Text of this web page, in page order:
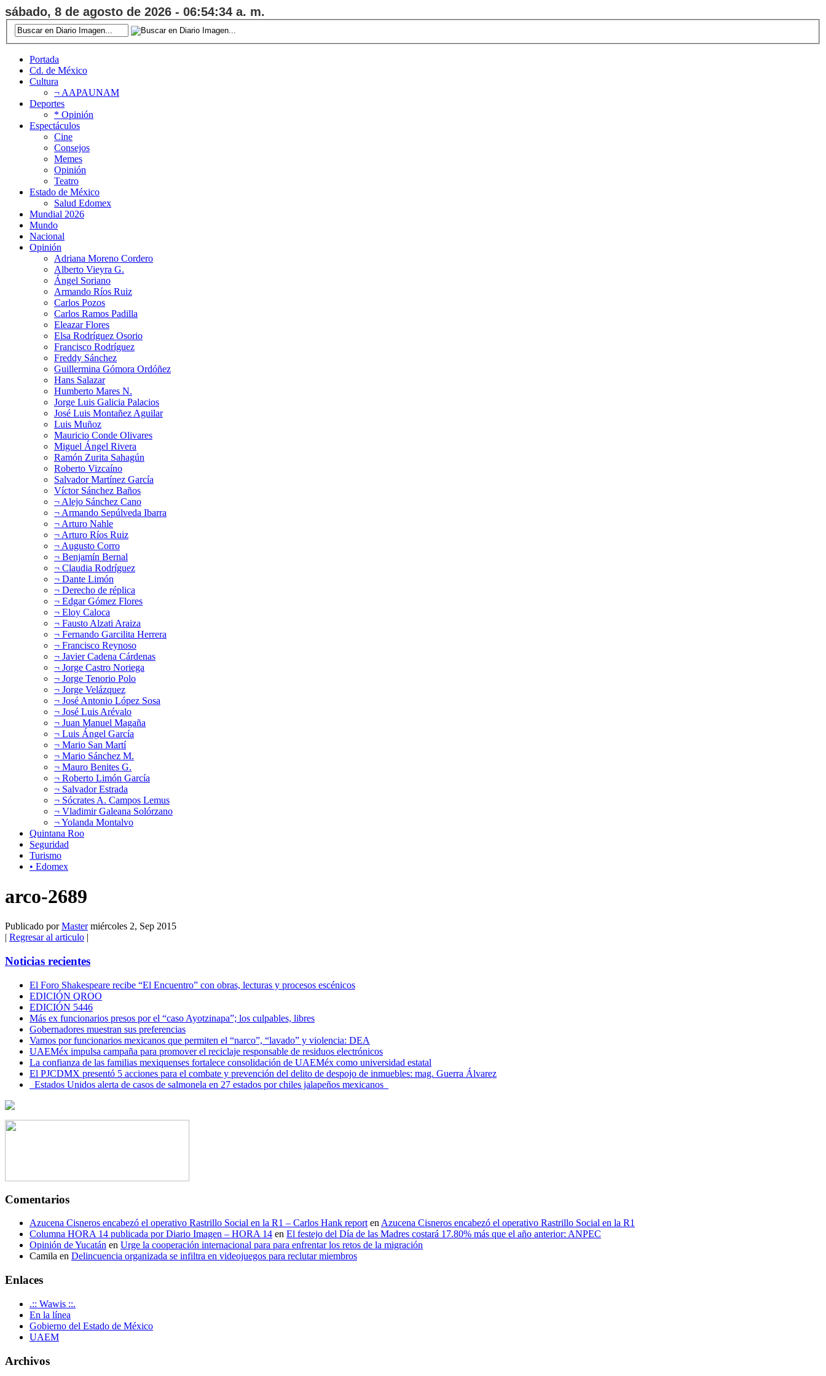
sábado, 8 de agosto de 2026 - 06:54:35 a. m.
Portada
Cd. de México
Cultura
¬ AAPAUNAM
Deportes
* Opinión
Espectáculos
Cine
Consejos
Memes
Opinión
Teatro
Estado de México
Salud Edomex
Mundial 2026
Mundo
Nacional
Opinión
Adriana Moreno Cordero
Alberto Vieyra G.
Ángel Soriano
Armando Ríos Ruiz
Carlos Pozos
Carlos Ramos Padilla
Eleazar Flores
Elsa Rodríguez Osorio
Francisco Rodríguez
Freddy Sánchez
Guillermina Gómora Ordóñez
Hans Salazar
Humberto Mares N.
Jorge Luis Galicia Palacios
José Luis Montañez Aguilar
Luis Muñoz
Mauricio Conde Olivares
Miguel Ángel Rivera
Ramón Zurita Sahagún
Roberto Vizcaíno
Salvador Martínez García
Víctor Sánchez Baños
¬ Alejo Sánchez Cano
¬ Armando Sepúlveda Ibarra
¬ Arturo Nahle
¬ Arturo Ríos Ruiz
¬ Augusto Corro
¬ Benjamín Bernal
¬ Claudia Rodríguez
¬ Dante Limón
¬ Derecho de réplica
¬ Edgar Gómez Flores
¬ Eloy Caloca
¬ Fausto Alzati Araiza
¬ Fernando Garcilita Herrera
¬ Francisco Reynoso
¬ Javier Cadena Cárdenas
¬ Jorge Castro Noriega
¬ Jorge Tenorio Polo
¬ Jorge Velázquez
¬ José Antonio López Sosa
¬ José Luis Arévalo
¬ Juan Manuel Magaña
¬ Luis Ángel García
¬ Mario San Martí
¬ Mario Sánchez M.
¬ Mauro Benites G.
¬ Roberto Limón García
¬ Salvador Estrada
¬ Sócrates A. Campos Lemus
¬ Vladimir Galeana Solórzano
¬ Yolanda Montalvo
Quintana Roo
Seguridad
Turismo
• Edomex
arco-2689
Publicado porMaster miércoles 2, Sep 2015
Regresar al articulo
Noticias recientes
El Foro Shakespeare recibe “El Encuentro” con obras, lecturas y procesos escénicos
EDICIÓN QROO
EDICIÓN 5446
Más ex funcionarios presos por el “caso Ayotzinapa”; los culpables, libres
Gobernadores muestran sus preferencias
Vamos por funcionarios mexicanos que permiten el “narco”, “lavado” y violencia: DEA
UAEMéx impulsa campaña para promover el reciclaje responsable de residuos electrónicos
La confianza de las familias mexiquenses fortalece consolidación de UAEMéx como universidad estatal
El PJCDMX presentó 5 acciones para el combate y prevención del delito de despojo de inmuebles: mag. Guerra Álvarez
Estados Unidos alerta de casos de salmonela en 27 estados por chiles jalapeños mexicanos
Comentarios
Azucena Cisneros encabezó el operativo Rastrillo Social en la R1 – Carlos Hank report en Azucena Cisneros encabezó el operativo Rastrillo Social en la R1
Columna HORA 14 publicada por Diario Imagen – HORA 14 en El festejo del Día de las Madres costará 17.80% más que el año anterior: ANPEC
Opinión de Yucatán en Urge la cooperación internacional para para enfrentar los retos de la migración
Camila en Delincuencia organizada se infiltra en videojuegos para reclutar miembros
Enlaces
.:: Wawis ::.
En la línea
Gobierno del Estado de México
UAEM
Archivos